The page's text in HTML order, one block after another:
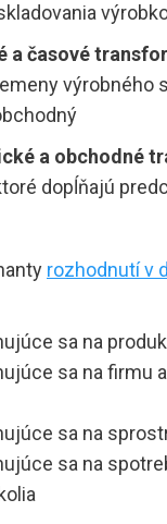
a časové
výrobného
a obchodné
dopĺňajú
rozhodnutí v
sa na
sa na firmu
sa na
sa na